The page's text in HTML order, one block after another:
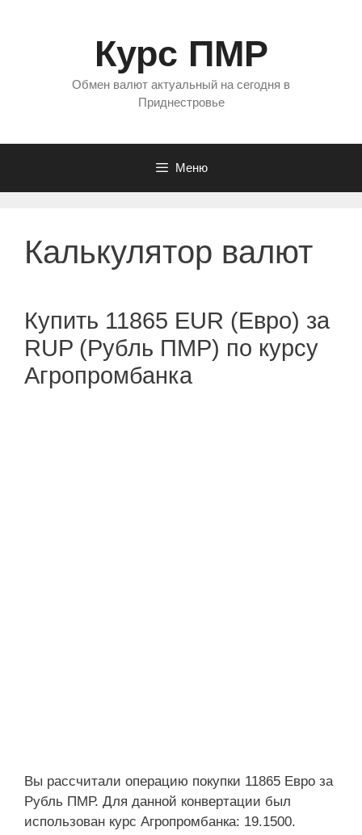
Курс ПМР
Обмен валют актуальный на сегодня в
Приднестровье
Меню
Калькулятор валют
Купить 11865 EUR (Евро) за
RUP (Рубль ПМР) по курсу
Агропромбанка
Вы рассчитали операцию покупки 11865 Евро за
Рубль ПМР. Для данной конвертации был
использован курс Агропромбанка: 19.1500.